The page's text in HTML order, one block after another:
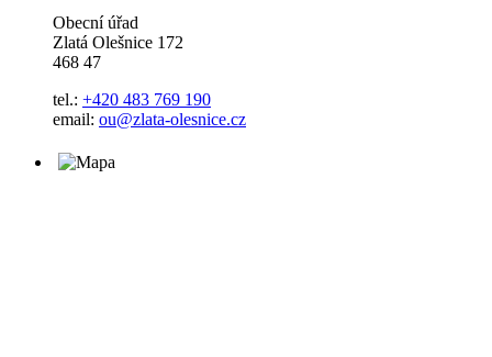
Obecní úřad
Zlatá Olešnice 172
468 47
tel.: +420 483 769 190
email: ou@zlata-olesnice.cz